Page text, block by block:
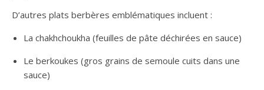
D’autres plats berbères emblématiques incluent :
La chakhchoukha (feuilles de pâte déchirées en sauce)
Le berkoukes (gros grains de semoule cuits dans une
sauce)